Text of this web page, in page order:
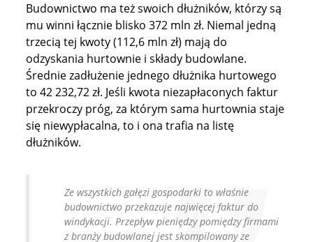
Budownictwo ma też swoich dłużników, którzy są
mu winni łącznie blisko 372 mln zł. Niemal jedną
trzecią tej kwoty (112,6 mln zł) mają do
odzyskania hurtownie i składy budowlane.
Średnie zadłużenie jednego dłużnika hurtowego
to 42 232,72 zł. Jeśli kwota niezapłaconych faktur
przekroczy próg, za którym sama hurtownia staje
się niewypłacalna, to i ona trafia na listę
dłużników.
Ze wszystkich gałęzi gospodarki to właśnie
budownictwo przekazuje najwięcej faktur do
windykacji. Przepływ pieniędzy pomiędzy firmami
z branży budowlanej jest skompilowany ze